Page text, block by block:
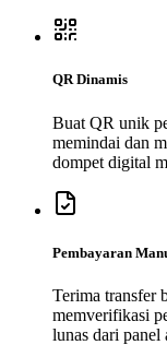
QR Dinamis
Buat QR unik
memindai dan
dompet digital
Pembayaran
Terima transfer
memverifikasi
lunas dari panel